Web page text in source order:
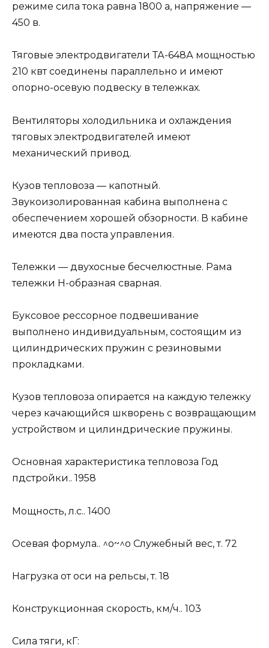
режиме сила тока равна 1800 а, напряжение —
450 в.
Тяговые электродвигатели ТА-648А мощностью
210 квт соединены параллельно и имеют
опорно-осевую подвеску в тележках.
Вентиляторы холодильника и охлаждения
тяговых электродвигателей имеют
механический привод.
Кузов тепловоза — капотный.
Звукоизолированная кабина выполнена с
обеспечением хорошей обзорности. В кабине
имеются два поста управления.
Тележки — двухосные бесчелюстные. Рама
тележки Н-образная сварная.
Буксовое рессорное подвешивание
выполнено индивидуальным, состоящим из
цилиндрических пружин с резиновыми
прокладками.
Кузов тепловоза опирается на каждую тележку
через качающийся шкворень с возвращающим
устройством и цилиндрические пружины.
Основная характеристика тепловоза Год
пдстройки.. 1958
Мощность, л.с.. 1400
Осевая формула.. ^о~^о Служебный вес, т. 72
Нагрузка от оси на рельсы, т. 18
Конструкционная скорость, км/ч.. 103
Сила тяги, кГ: